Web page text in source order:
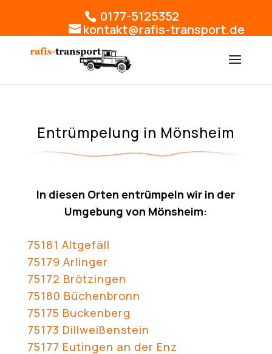
0177-5125352
kontakt@rafis-transport.de
Entrümpelung in Mönsheim
In diesen Orten entrümpeln wir in der
Umgebung von Mönsheim:
75181 Altgefäll
75179 Arlinger
75172 Brötzingen
75180 Büchenbronn
75175 Buckenberg
75173 Dillweißenstein
75177 Eutingen an der Enz